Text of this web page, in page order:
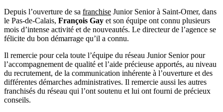
Depuis l’ouverture de sa franchise Junior Senior à Saint-Omer, dans
le Pas-de-Calais, François Gay et son équipe ont connu plusieurs
mois d’intense activité et de nouveautés. Le directeur de l’agence se
félicite du bon démarrage qu’il a connu.
Il remercie pour cela toute l’équipe du réseau Junior Senior pour
l’accompagnement de qualité et l’aide précieuse apportés, au niveau
du recrutement, de la communication inhérente à l’ouverture et des
différentes démarches administratives. Il remercie aussi les autres
franchisés du réseau qui l’ont soutenu et lui ont fourni de précieux
conseils.